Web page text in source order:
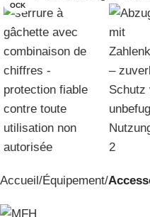
OCK
Accueil Équipement